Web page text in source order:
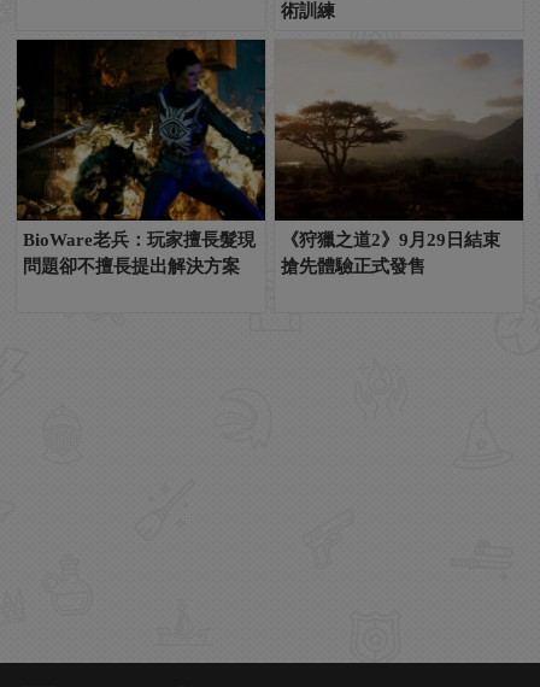
術訓練
BioWare老兵：玩家擅長髮現
問題卻不擅長提出解決方案
《狩獵之道2》9月29日結束
搶先體驗正式發售